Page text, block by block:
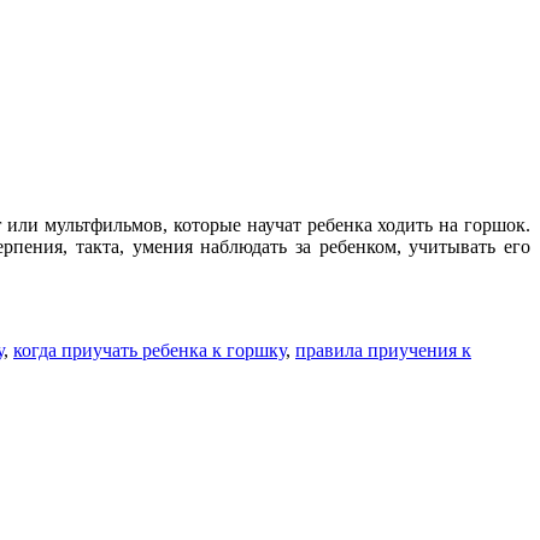
мультфильмов, которые научат ребенка ходить на горшок.
такта, умения наблюдать за ребенком, учитывать его
, когда приучать ребенка к горшку, правила приучения к